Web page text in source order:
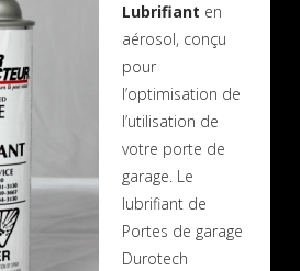
Lubrifiant en
aérosol, conçu
pour
l’optimisation de
l’utilisation de
votre porte de
garage. Le
lubrifiant de
Portes de garage
Durotech